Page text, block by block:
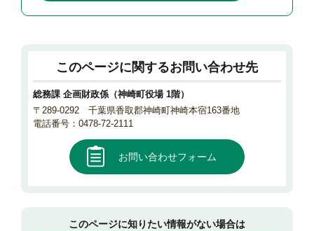
このページに関するお問い合わせ先
総務課 企画財政係（神崎町役場 1階）
〒289-0292 千葉県香取郡神崎町神崎本宿163番地
電話番号：0478-72-2111
お問い合わせフォーム
このページに知りたい情報がない場合は